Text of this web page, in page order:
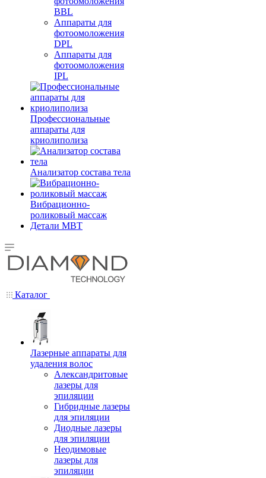
BBL
Аппараты для
фотоомоложения
DPL
Аппараты для
фотоомоложения
IPL
Профессиональные
аппараты для
криолиполиза
Анализатор состава тела
Вибрационно-
роликовый массаж
Детали MBT
Каталог
Лазерные аппараты для
удаления волос
Александритовые
лазеры для
эпиляции
Гибридные лазеры
для эпиляции
Диодные лазеры
для эпиляции
Неодимовые
лазеры для
эпиляции